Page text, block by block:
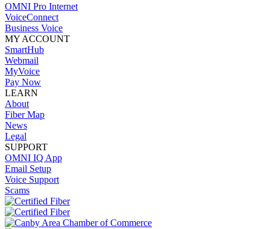
OMNI Pro Internet
VoiceConnect
Business Voice
MY ACCOUNT
SmartHub
Webmail
MyVoice
Pay Now
LEARN
About
Fiber Map
News
Legal
SUPPORT
OMNI IQ App
Email Setup
Voice Support
Scams